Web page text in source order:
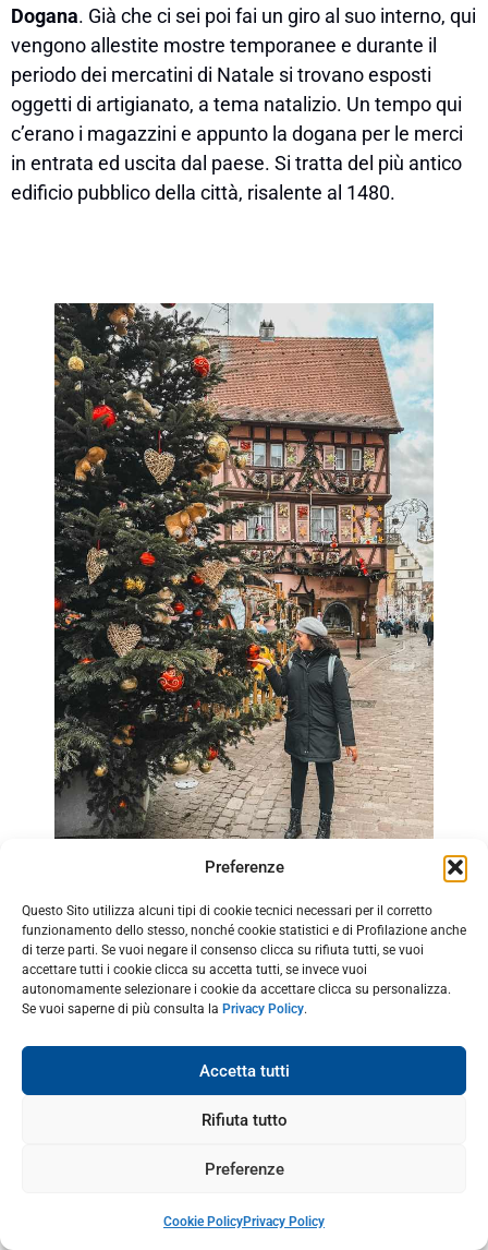
Preferenze
Questo Sito utilizza alcuni tipi di cookie tecnici necessari per il corretto
funzionamento dello stesso, nonché cookie statistici e di Profilazione anche
di terze parti. Se vuoi negare il consenso clicca su rifiuta tutti, se vuoi
accettare tutti i cookie clicca su accetta tutti, se invece vuoi
autonomamente selezionare i cookie da accettare clicca su personalizza.
Se vuoi saperne di più consulta la Privacy Policy.
Accetta tutti
Rifiuta tutto
Preferenze
Cookie PolicyPrivacy Policy
Dogana. Già che ci sei poi fai un giro al suo interno, qui
vengono allestite mostre temporanee e durante il
periodo dei mercatini di Natale si trovano esposti
oggetti di artigianato, a tema natalizio. Un tempo qui
c’erano i magazzini e appunto la dogana per le merci
in entrata ed uscita dal paese. Si tratta del più antico
edificio pubblico della città, risalente al 1480.
Altra casa iconica èMaison Au Pelerin, che si trova
poco più avanti, in Gran Rue, 25A. Si tratta di una casa
altro edificio accanto. Proprio di fronte viene allestito
un bell’albero di Natale, luogo perfetto per scattare
La Petit Venise: uno degli angoli